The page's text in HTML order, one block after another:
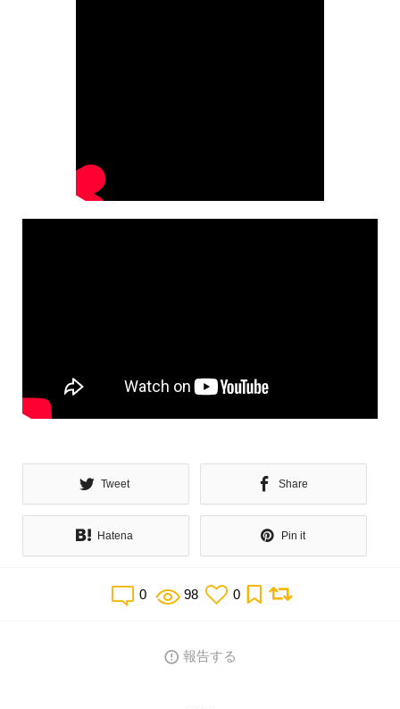
＋ＮＵＫＵＭＯＲＩ 兵庫の手づくり雑貨&スイーツ
Tweet Share
Hatena Pin it
0 98 0
報告する